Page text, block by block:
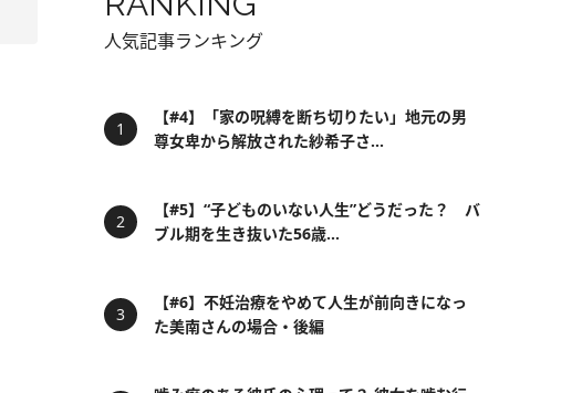
人気記事ランキング
【#4】「家の呪縛を断ち切りたい」地元の男
尊女卑から解放された紗希子さ...
【#5】“子どものいない人生”どうだった？ バ
ブル期を生き抜いた56歳...
【#6】不妊治療をやめて人生が前向きになっ
た美南さんの場合・後編